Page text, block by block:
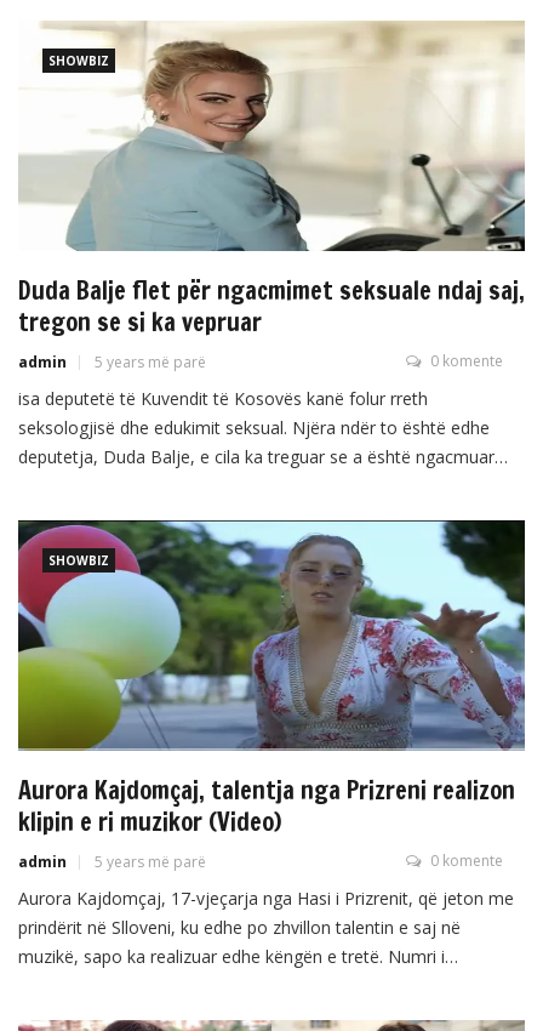
SHOWBIZ
Duda Balje flet për ngacmimet seksuale ndaj saj,
tregon se si ka vepruar
admin 5 years më parë 0 komente
isa deputetë të Kuvendit të Kosovës kanë folur rreth
seksologjisë dhe edukimit seksual. Njëra ndër to është edhe
deputetja, Duda Balje, e cila ka treguar se a është ngacmuar
Balje tha se secila femër në Kosovë të paktën një herë ka pasur
ndonjë ngacmim […]
SHOWBIZ
Aurora Kajdomçaj, talentja nga Prizreni realizon
klipin e ri muzikor (Video)
admin 5 years më parë 0 komente
Aurora Kajdomçaj, 17-vjeçarja nga Hasi i Prizrenit, që jeton me
prindërit në Slloveni, ku edhe po zhvillon talentin e saj në
muzikë, sapo ka realizuar edhe këngën e tretë. Numri i
sociale dhe në ‘Youtube’, ndërsa projekti i fundit është realizuar